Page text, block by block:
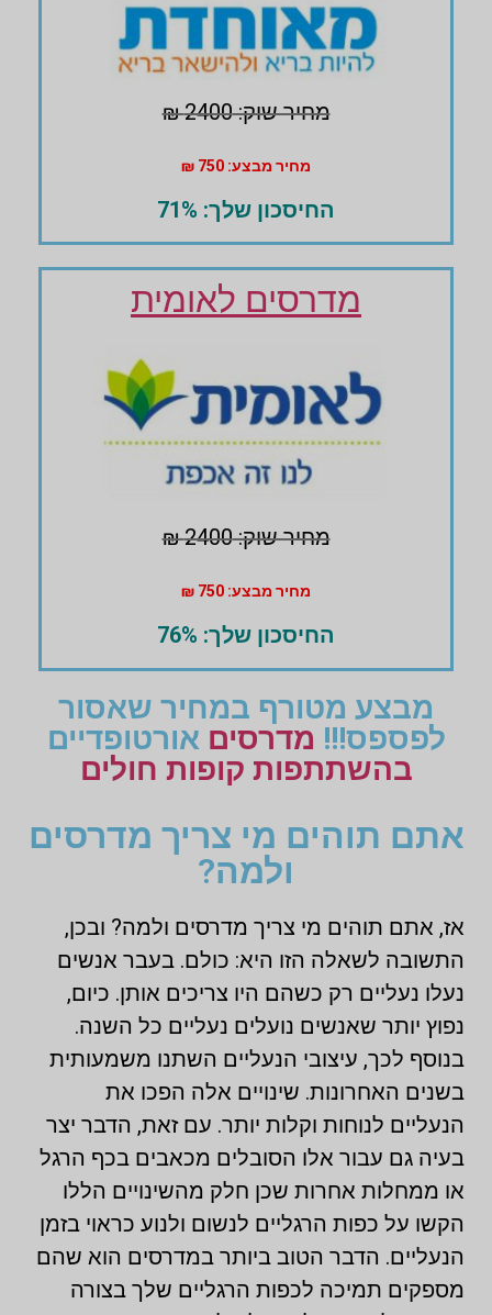
מחיר שוק: 2400 ₪
מחיר מבצע: 750 ₪
החיסכון שלך: 71%
מדרסים לאומית
מחיר שוק: 2400 ₪
מחיר מבצע: 750 ₪
החיסכון שלך: 76%
מבצע מטורף במחיר שאסור
לפספס!!! מדרסים אורטופדיים
בהשתתפות קופות חולים
אתם תוהים מי צריך מדרסים
ולמה?
אז, אתם תוהים מי צריך מדרסים ולמה? ובכן,
התשובה לשאלה הזו היא: כולם. בעבר אנשים
נעלו נעליים רק כשהם היו צריכים אותן. כיום,
נפוץ יותר שאנשים נועלים נעליים כל השנה.
בנוסף לכך, עיצובי הנעליים השתנו משמעותית
בשנים האחרונות. שינויים אלה הפכו את
הנעליים לנוחות וקלות יותר. עם זאת, הדבר יצר
בעיה גם עבור אלו הסובלים מכאבים בכף הרגל
או ממחלות אחרות שכן חלק מהשינויים הללו
הקשו על כפות הרגליים לנשום ולנוע כראוי בזמן
הנעליים. הדבר הטוב ביותר במדרסים הוא שהם
מספקים תמיכה לכפות הרגליים שלך בצורה